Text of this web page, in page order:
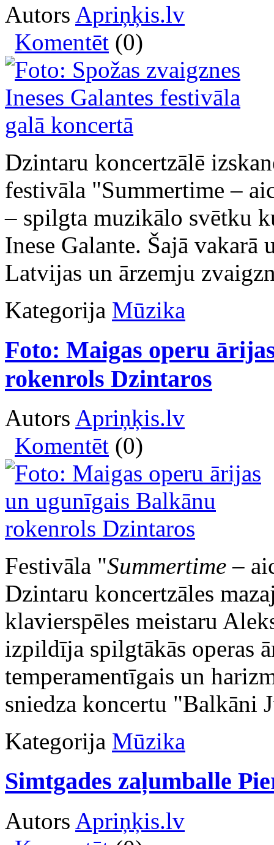
Autors Apriņķis.lv
Komentēt (0)
Dzintaru koncertzālē
festivāla "Summertime –
– spilgta muzikālo svētku
Inese Galante. Šajā vakarā
Latvijas un ārzemju
Kategorija Mūzika
Foto: Maigas operu
rokenrols Dzintaros
Autors Apriņķis.lv
Komentēt (0)
Festivāla "Summertime –
Dzintaru koncertzāles
klavierspēles meistaru
izpildīja spilgtākās operas
temperamentīgais un
sniedza koncertu "Balkāni
Kategorija Mūzika
Simtgades zaļumballe
Autors Apriņķis.lv